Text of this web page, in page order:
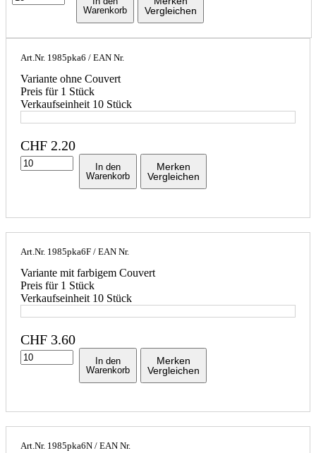
Warenkorb
Vergleichen
Art.Nr. 1985pka6 / EAN Nr.
Variante ohne Couvert
Preis für 1 Stück
Verkaufseinheit 10 Stück
CHF 2.20
In den
Warenkorb
Merken
Vergleichen
Art.Nr. 1985pka6F / EAN Nr.
Variante mit farbigem Couvert
Preis für 1 Stück
Verkaufseinheit 10 Stück
CHF 3.60
In den
Warenkorb
Merken
Vergleichen
Art.Nr. 1985pka6N / EAN Nr.